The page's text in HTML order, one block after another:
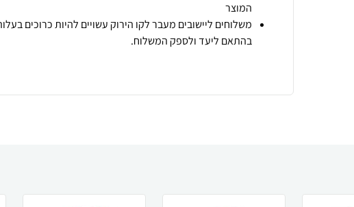
המוצר
משלוחים ליישובים מעבר לקו הירוק עשויים להיות כרוכים
בהתאם ליעד ולספק המשלוח.